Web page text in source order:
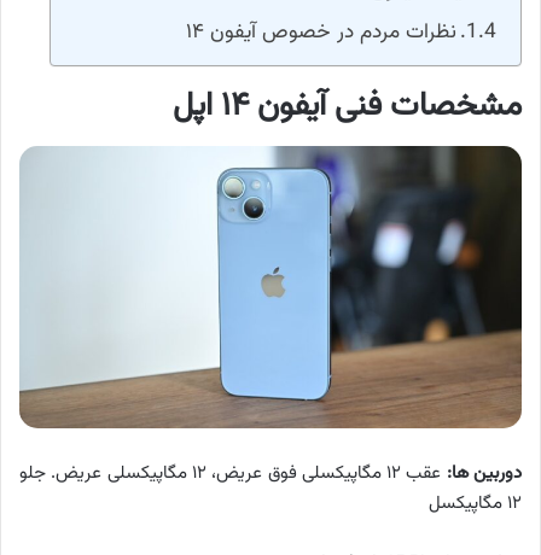
نظرات مردم در خصوص آیفون ۱۴
مشخصات فنی آیفون ۱۴ اپل
دوربین ها:
عقب ۱۲ مگاپیکسلی فوق عریض، ۱۲ مگاپیکسلی عریض. جلو
۱۲ مگاپیکسل